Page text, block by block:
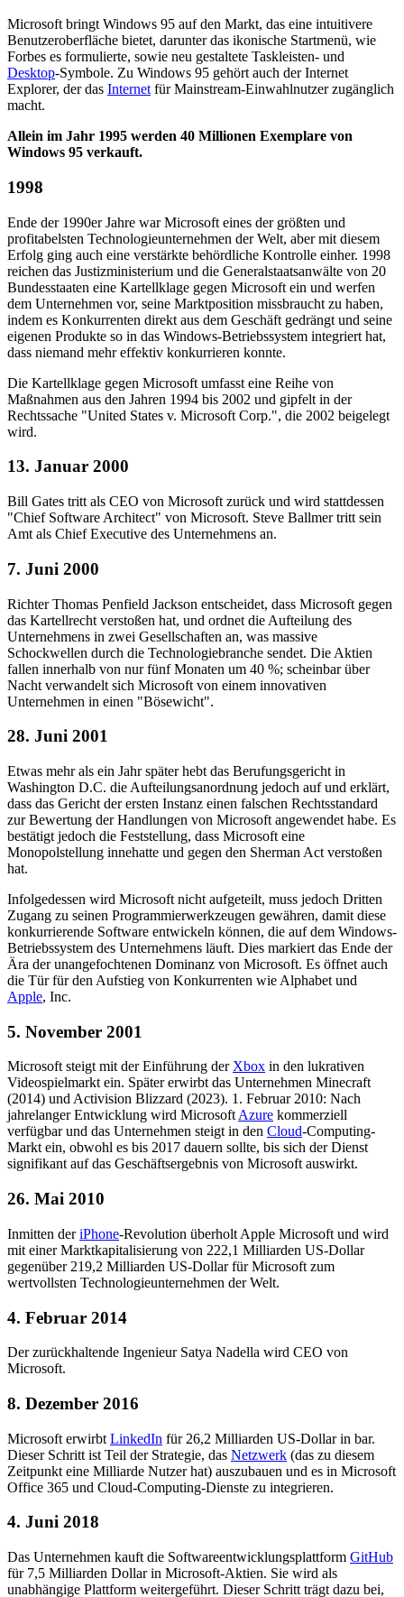
Microsoft bringt Windows 95 auf den Markt, das eine intuitivere
Benutzeroberfläche bietet, darunter das ikonische Startmenü, wie
Forbes es formulierte, sowie neu gestaltete Taskleisten- und
Desktop-Symbole. Zu Windows 95 gehört auch der Internet
Explorer, der das Internet für Mainstream-Einwahlnutzer zugänglich
macht.
Allein im Jahr 1995 werden 40 Millionen Exemplare von
Windows 95 verkauft.
1998
Ende der 1990er Jahre war Microsoft eines der größten und
profitabelsten Technologieunternehmen der Welt, aber mit diesem
Erfolg ging auch eine verstärkte behördliche Kontrolle einher. 1998
reichen das Justizministerium und die Generalstaatsanwälte von 20
Bundesstaaten eine Kartellklage gegen Microsoft ein und werfen
dem Unternehmen vor, seine Marktposition missbraucht zu haben,
indem es Konkurrenten direkt aus dem Geschäft gedrängt und seine
eigenen Produkte so in das Windows-Betriebssystem integriert hat,
dass niemand mehr effektiv konkurrieren konnte.
Die Kartellklage gegen Microsoft umfasst eine Reihe von
Maßnahmen aus den Jahren 1994 bis 2002 und gipfelt in der
Rechtssache "United States v. Microsoft Corp.", die 2002 beigelegt
wird.
13. Januar 2000
Bill Gates tritt als CEO von Microsoft zurück und wird stattdessen
"Chief Software Architect" von Microsoft. Steve Ballmer tritt sein
Amt als Chief Executive des Unternehmens an.
7. Juni 2000
Richter Thomas Penfield Jackson entscheidet, dass Microsoft gegen
das Kartellrecht verstoßen hat, und ordnet die Aufteilung des
Unternehmens in zwei Gesellschaften an, was massive
Schockwellen durch die Technologiebranche sendet. Die Aktien
fallen innerhalb von nur fünf Monaten um 40 %; scheinbar über
Nacht verwandelt sich Microsoft von einem innovativen
Unternehmen in einen "Bösewicht".
28. Juni 2001
Etwas mehr als ein Jahr später hebt das Berufungsgericht in
Washington D.C. die Aufteilungsanordnung jedoch auf und erklärt,
dass das Gericht der ersten Instanz einen falschen Rechtsstandard
zur Bewertung der Handlungen von Microsoft angewendet habe. Es
bestätigt jedoch die Feststellung, dass Microsoft eine
Monopolstellung innehatte und gegen den Sherman Act verstoßen
hat.
Infolgedessen wird Microsoft nicht aufgeteilt, muss jedoch Dritten
Zugang zu seinen Programmierwerkzeugen gewähren, damit diese
konkurrierende Software entwickeln können, die auf dem Windows-
Betriebssystem des Unternehmens läuft. Dies markiert das Ende der
Ära der unangefochtenen Dominanz von Microsoft. Es öffnet auch
die Tür für den Aufstieg von Konkurrenten wie Alphabet und
Apple, Inc.
5. November 2001
Microsoft steigt mit der Einführung derXbox in den lukrativen
Videospielmarkt ein. Später erwirbt das Unternehmen Minecraft
(2014) und Activision Blizzard (2023). 1. Februar 2010: Nach
jahrelanger Entwicklung wird MicrosoftAzure kommerziell
verfügbar und das Unternehmen steigt in den Cloud-Computing-
Markt ein, obwohl es bis 2017 dauern sollte, bis sich der Dienst
signifikant auf das Geschäftsergebnis von Microsoft auswirkt.
26. Mai 2010
Inmitten deriPhone-Revolution überholt Apple Microsoft und wird
mit einer Marktkapitalisierung von 222,1 Milliarden US-Dollar
gegenüber 219,2 Milliarden US-Dollar für Microsoft zum
wertvollsten Technologieunternehmen der Welt.
4. Februar 2014
Der zurückhaltende Ingenieur Satya Nadella wird CEO von
Microsoft.
8. Dezember 2016
Microsoft erwirbt LinkedIn für 26,2 Milliarden US-Dollar in bar.
Dieser Schritt ist Teil der Strategie, das Netzwerk (das zu diesem
Zeitpunkt eine Milliarde Nutzer hat) auszubauen und es in Microsoft
Office 365 und Cloud-Computing-Dienste zu integrieren.
4. Juni 2018
Das Unternehmen kauft die Softwareentwicklungsplattform GitHub
für 7,5 Milliarden Dollar in Microsoft-Aktien. Sie wird als
unabhängige Plattform weitergeführt. Dieser Schritt trägt dazu bei,